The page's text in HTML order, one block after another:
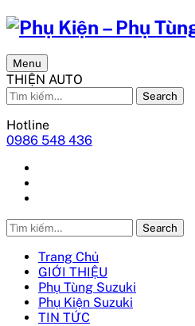
Menu
THIỆN AUTO
Search
Hotline
0986 548 436
Search
Trang Chủ
GIỚI THIỆU
Phụ Tùng Suzuki
Phụ Kiện Suzuki
TIN TỨC